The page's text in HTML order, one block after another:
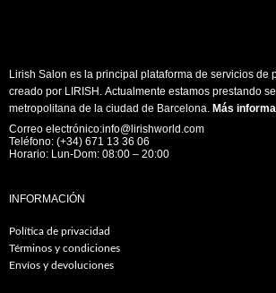
Lirish Salon es la principal plataforma de servicios de
creado por LIRISH. Actualmente estamos prestando
metropolitana de la ciudad de Barcelona. Más
Correo electrónico:info@lirishworld.com
Teléfono: (+34) 671 13 36 06
Horario: Lun-Dom: 08:00 – 20:00
INFORMACIÓN
Política de privacidad
Términos y condiciones
Envíos y devoluciones